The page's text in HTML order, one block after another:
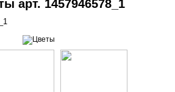
арт. 1457946578_1